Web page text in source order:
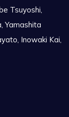
Tsuyoshi,
Yamashita
Inowaki Kai,